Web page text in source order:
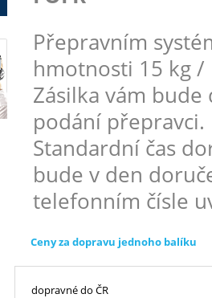
Přepravním
hmotnosti 15 kg /
Zásilka vám
podání přepravci.
Standardní čas
bude v den
telefonním čísle
Ceny za dopravu jednoho balíku
dopravné do ČR